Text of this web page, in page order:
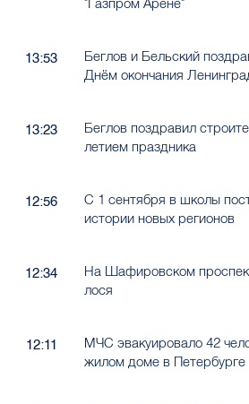
13:53
Беглов и Бельский
Днём окончания
13:23
Беглов поздравил
летием праздника
12:56
С 1 сентября в школы
истории новых регионов
12:34
На Шафировском
лося
12:11
МЧС эвакуировало 42
жилом доме в Петербурге